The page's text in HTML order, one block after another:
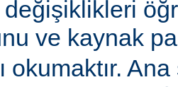
ve kaynak
okumaktır.